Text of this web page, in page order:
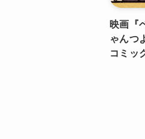
映画『
ゃんつ
コミッ